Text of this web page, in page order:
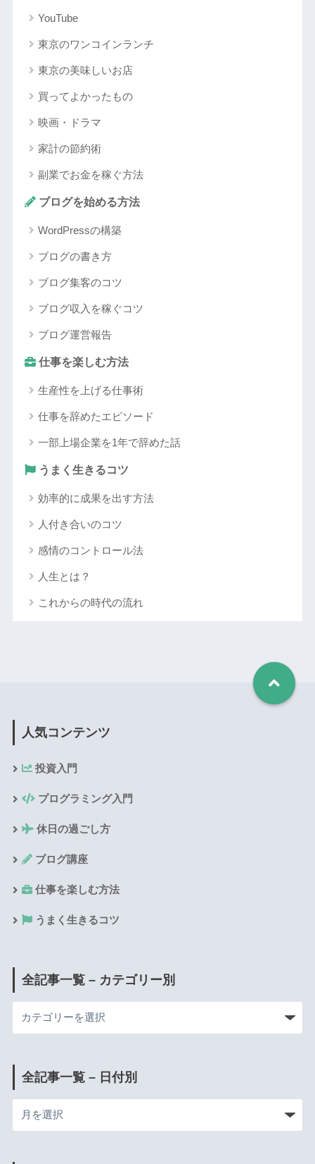
YouTube
東京のワンコインランチ
東京の美味しいお店
買ってよかったもの
映画・ドラマ
家計の節約術
副業でお金を稼ぐ方法
ブログを始める方法
WordPressの構築
ブログの書き方
ブログ集客のコツ
ブログ収入を稼ぐコツ
ブログ運営報告
仕事を楽しむ方法
生産性を上げる仕事術
仕事を辞めたエピソード
一部上場企業を1年で辞めた話
うまく生きるコツ
効率的に成果を出す方法
人付き合いのコツ
感情のコントロール法
人生とは？
これからの時代の流れ
人気コンテンツ
投資入門
プログラミング入門
休日の過ごし方
ブログ講座
仕事を楽しむ方法
うまく生きるコツ
全記事一覧 – カテゴリー別
全記事一覧 – 日付別